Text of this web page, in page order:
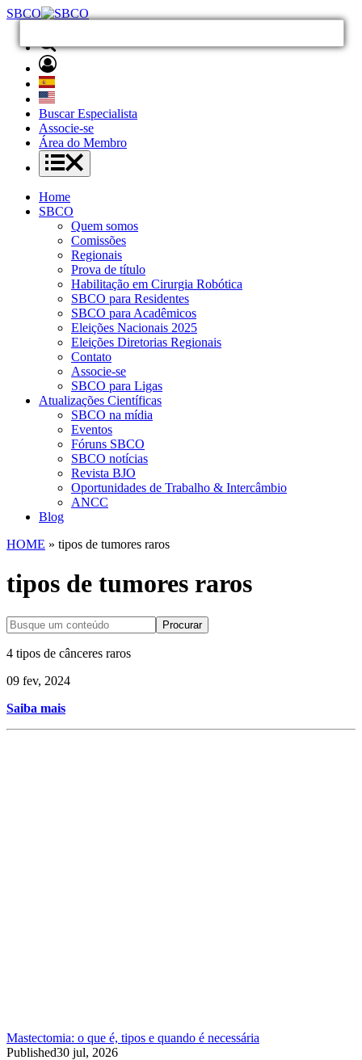
SBCO
Buscar Especialista
Associe-se
Área do Membro
Home
SBCO
Quem somos
Comissões
Regionais
Prova de título
Habilitação em Cirurgia Robótica
SBCO para Residentes
SBCO para Acadêmicos
Eleições Nacionais 2025
Eleições Diretorias Regionais
Contato
Associe-se
SBCO para Ligas
Atualizações Científicas
SBCO na mídia
Eventos
Fóruns SBCO
SBCO notícias
Revista BJO
Oportunidades de Trabalho & Intercâmbio
ANCC
Blog
HOME » tipos de tumores raros
tipos de tumores raros
Procurar
4 tipos de cânceres raros
09 fev, 2024
Saiba mais
Mastectomia: o que é, tipos e quando é necessária
Published30 jul, 2026